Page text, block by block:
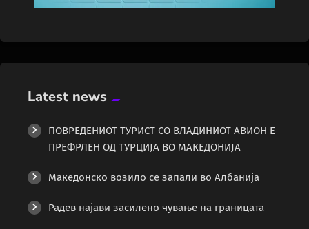
Latest news
ПОВРЕДЕНИОТ ТУРИСТ СО ВЛАДИНИОТ АВИОН Е
ПРЕФРЛЕН ОД ТУРЦИЈА ВО МАКЕДОНИЈА
Македонско возило се запали во Албанија
Радев најави засилено чување на границата